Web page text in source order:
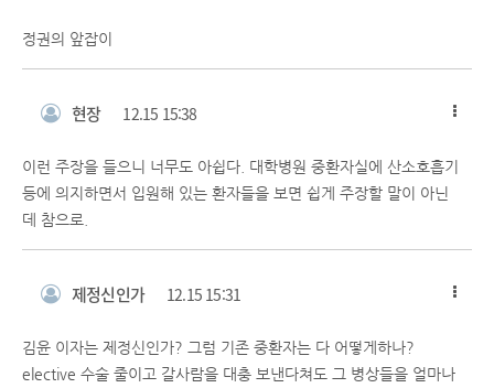
정권의 앞잡이
현장 12.15 15:38
이런 주장을 들으니 너무도 아쉽다. 대학병원 중환자실에 산소호흡기
등에 의지하면서 입원해 있는 환자들을 보면 쉽게 주장할 말이 아닌
데 참으로.
제정신인가 12.15 15:31
김윤 이자는 제정신인가? 그럼 기존 중환자는 다 어떻게하나?
elective 수술 줄이고 갈사람을 대충 보낸다쳐도 그 병상들을 얼마나